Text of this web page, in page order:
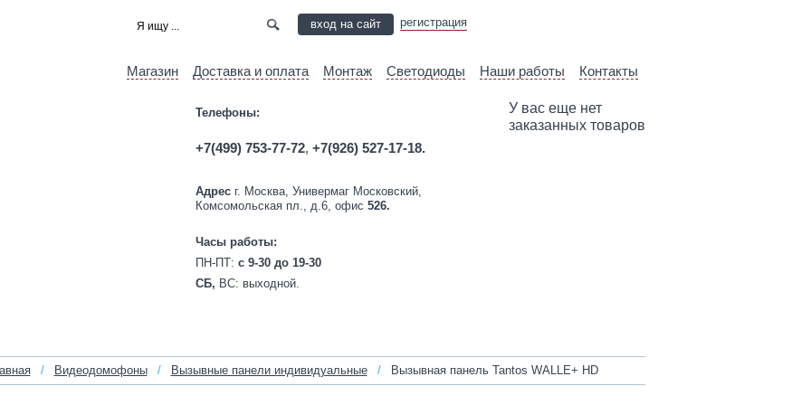
вход на сайт регистрация
Магазин Доставка и оплата Монтаж Светодиоды Наши работы Контакты
У вас еще нет
заказанных товаров
Телефоны:
+7(499) 753-77-72, +7(926) 527-17-18.
Адресг. Москва, Универмаг Московский,
Комсомольская пл., д.6, офис 526.
Часы работы:
ПН-ПТ: c 9-30 до 19-30
СБ, ВС: выходной.
/ Видеодомофоны / Вызывные панели индивидуальные / Вызывная панель Tantos WALLE+ HD